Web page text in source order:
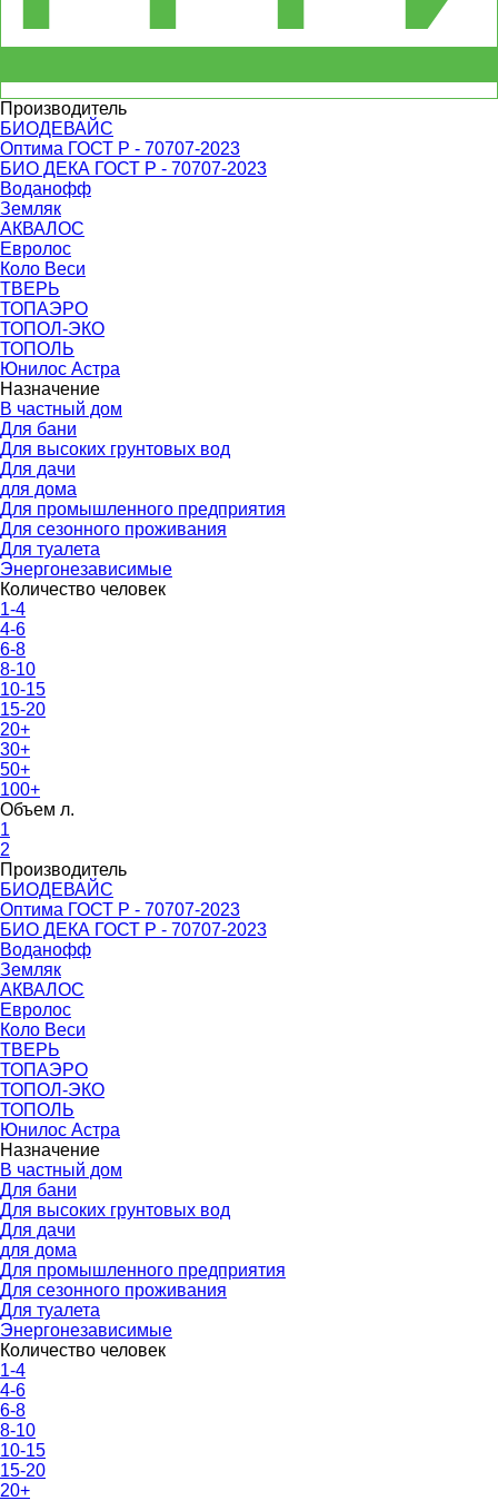
Производитель
БИОДЕВАЙС
Оптима ГОСТ Р - 70707-2023
БИО ДЕКА ГОСТ Р - 70707-2023
Воданофф
Земляк
АКВАЛОС
Евролос
Коло Веси
ТВЕРЬ
ТОПАЭРО
ТОПОЛ-ЭКО
ТОПОЛЬ
Юнилос Астра
Назначение
В частный дом
Для бани
Для высоких грунтовых вод
Для дачи
для дома
Для промышленного предприятия
Для сезонного проживания
Для туалета
Энергонезависимые
Количество человек
1-4
4-6
6-8
8-10
10-15
15-20
20+
30+
50+
100+
Объем л.
1
2
Производитель
БИОДЕВАЙС
Оптима ГОСТ Р - 70707-2023
БИО ДЕКА ГОСТ Р - 70707-2023
Воданофф
Земляк
АКВАЛОС
Евролос
Коло Веси
ТВЕРЬ
ТОПАЭРО
ТОПОЛ-ЭКО
ТОПОЛЬ
Юнилос Астра
Назначение
В частный дом
Для бани
Для высоких грунтовых вод
Для дачи
для дома
Для промышленного предприятия
Для сезонного проживания
Для туалета
Энергонезависимые
Количество человек
1-4
4-6
6-8
8-10
10-15
15-20
20+